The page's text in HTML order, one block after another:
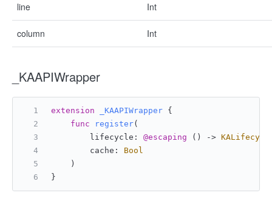
line Int
column Int
_KAAPIWrapper
extension _KAAPIWrapper {
func
register(
        lifecycle:
@escaping () ->
        cache:
Bool
    )
}